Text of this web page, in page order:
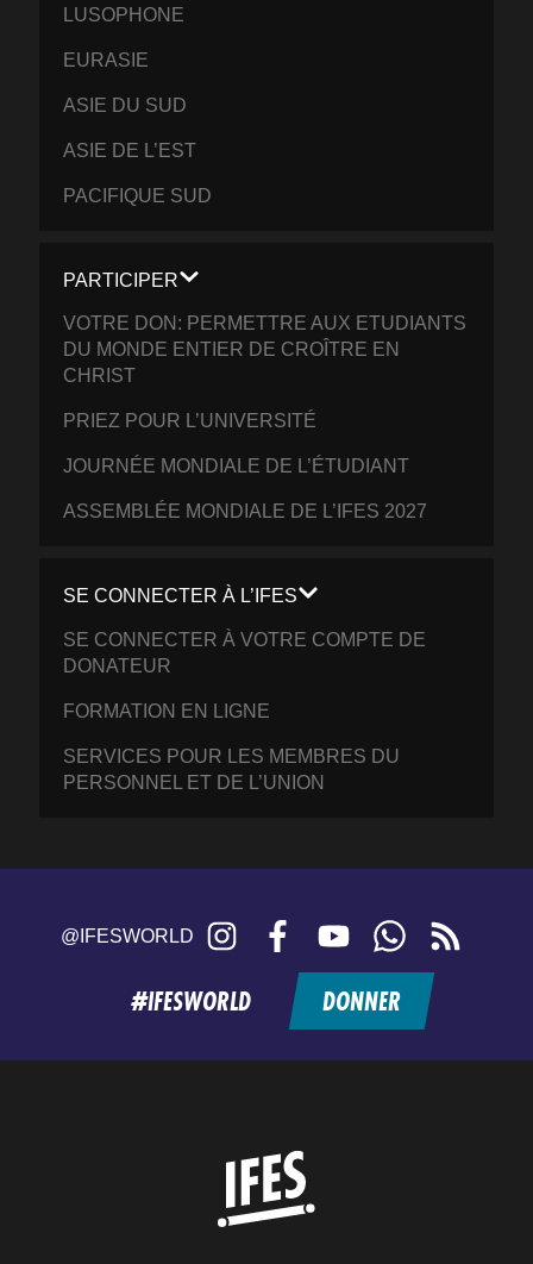
LUSOPHONE
EURASIE
ASIE DU SUD
ASIE DE L’EST
PACIFIQUE SUD
PARTICIPER
VOTRE DON: PERMETTRE AUX ETUDIANTS
DU MONDE ENTIER DE CROÎTRE EN
CHRIST
PRIEZ POUR L’UNIVERSITÉ
JOURNÉE MONDIALE DE L’ÉTUDIANT
ASSEMBLÉE MONDIALE DE L’IFES 2027
SE CONNECTER À L’IFES
SE CONNECTER À VOTRE COMPTE DE
DONATEUR
FORMATION EN LIGNE
SERVICES POUR LES MEMBRES DU
PERSONNEL ET DE L’UNION
@IFESWORLD Instagram FacebookYouTubeWhatsApp
feed
#IFESWORLD DONNER